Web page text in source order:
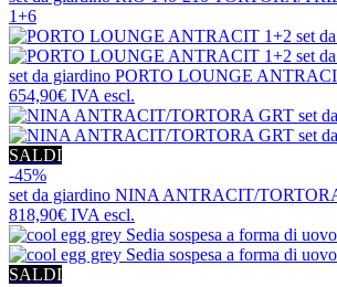
1+6
set da giardino PORTO LOUNGE
654,90€ IVA escl.
SALDI
-45%
set da giardino NINA ANTRACIT/
818,90€ IVA escl.
SALDI